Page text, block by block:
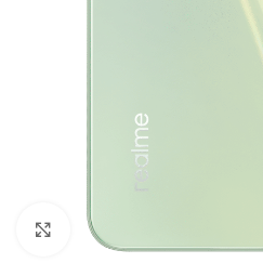
Click to enlarge